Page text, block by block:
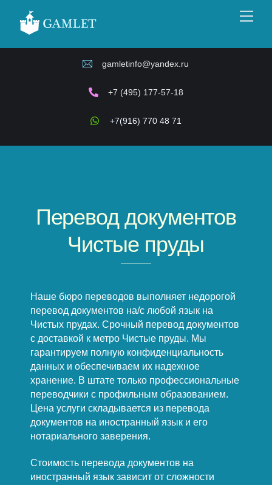
content
gamletinfo@yandex.ru
+7 (495) 177-57-18
+7(916) 770 48 71
Перевод документов
Чистые пруды
Наше бюро переводов выполняет недорогой
перевод документов на/с любой язык на
Чистых прудах. Срочный перевод документов
с доставкой к метро Чистые пруды. Мы
гарантируем полную конфиденциальность
данных и обеспечиваем их надежное
хранение. В штате только профессиональные
переводчики с профильным образованием.
Цена услуги складывается из перевода
документов на иностранный язык и его
нотариального заверения.
Стоимость перевода документов на
иностранный язык зависит от сложности